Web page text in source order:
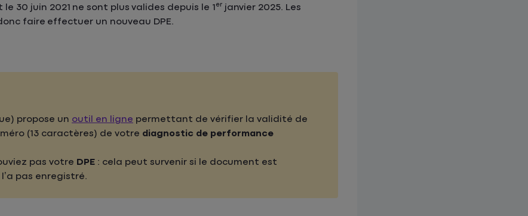
30 juin 2021 ne sont plus valides depuis le 1er janvier 2025. Les
faire effectuer un nouveau DPE.
propose un outil en ligne permettant de vérifier la validité de
(13 caractères) de votre diagnostic de performance
pas votre DPE : cela peut survenir si le document est
pas enregistré.